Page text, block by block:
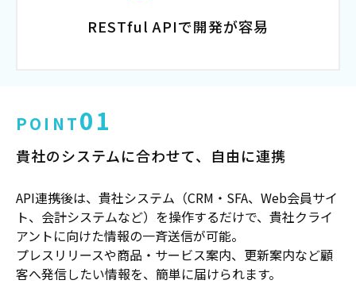
RESTful APIで開発が容易
POINT01
貴社のシステムに合わせて、自由に連携
API連携後は、貴社システム（CRM・SFA、Web会員サイ
ト、会計システムなど）を操作するだけで、貴社クライ
アントに向けた情報の一斉送信が可能。
プレスリリースや商品・サービス案内、更新案内など顧
客へ発信したい情報を、簡単に届けられます。